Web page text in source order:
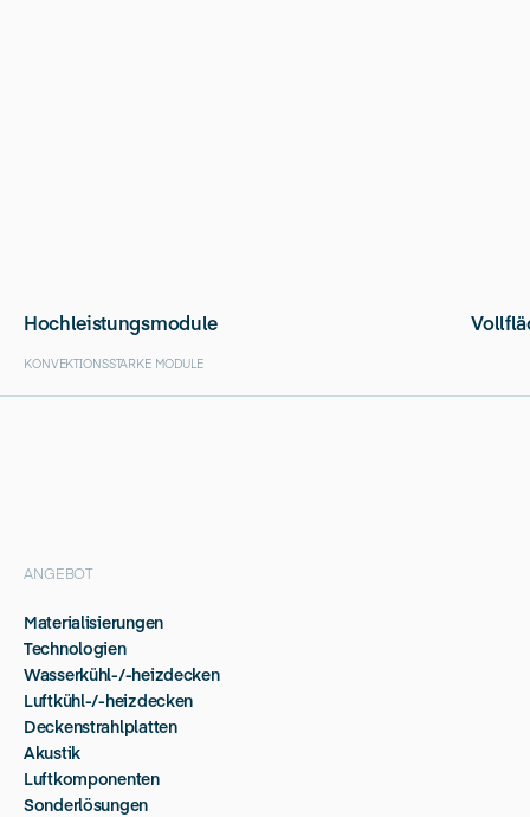
Hochleistungsmodule
KONVEKTIONSSTARKE MODULE
ANGEBOT
Materialisierungen
Technologien
Wasserkühl-/-heizdecken
Luftkühl-/-heizdecken
Deckenstrahlplatten
Akustik
Luftkomponenten
Sonderlösungen